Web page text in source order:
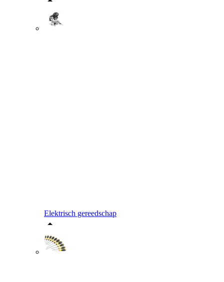
Elektrisch gereedschap